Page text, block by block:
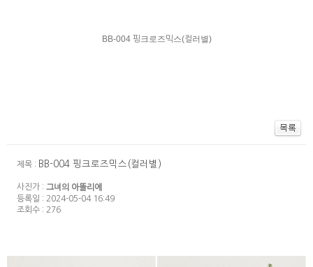
BB-004 핑크로즈믹스(컬러별)
제목 : BB-004 핑크로즈믹스(컬러별)
사진가 : 그녀의 아뜰리에
등록일 : 2024-05-04 16:49
조회수 : 276